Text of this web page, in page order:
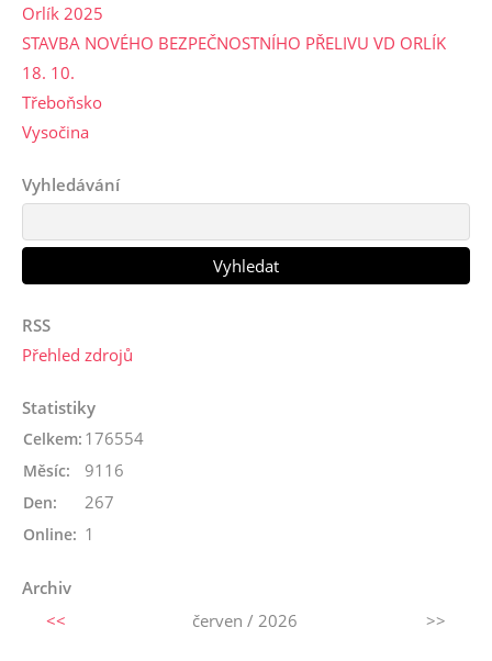
Orlík 2025
STAVBA NOVÉHO BEZPEČNOSTNÍHO PŘELIVU VD ORLÍK
18. 10.
Třeboňsko
Vysočina
Vyhledávání
RSS
Přehled zdrojů
Statistiky
Online: 1
Celkem: 176554
Měsíc: 9116
Den: 267
Archiv
<<
červen / 2026 >>